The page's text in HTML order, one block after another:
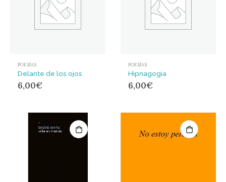
POESÍAS
Delante de los ojos
6,00€
POESÍAS
Hipnagogia
6,00€